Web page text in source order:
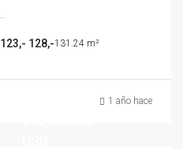
128,-131.24 m²
1 año hace